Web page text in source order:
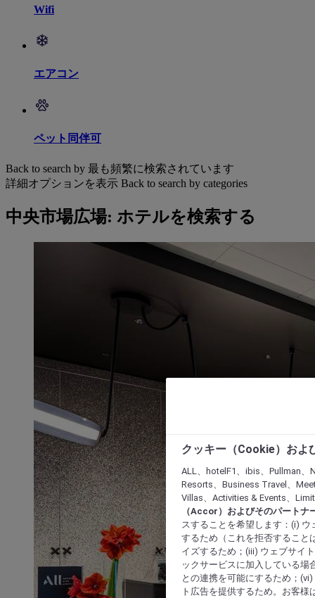
Wifi
エアコン
ペット同伴可
Back to search by 最も頻繁に検索されています
詳細オプションを表示 Back to search by categories
中央市場広場: ホテルを検索する
クッキー（Cookie）およ
ALL、hotelF1、ibis、Pullman
Resorts、Business Travel、
Villas、Activities & Events、
（Accor）およびそのパートナ
スすることを希望します：(i)
するため（これを拒否すること
イズするため；(iii) ウェブサイ
ックサービスに加入している場
との連携を可能にするため；
ト広告を提供するため。お客